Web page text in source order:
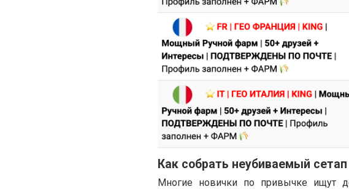
Как собрать неубиваемый сетап
Многие новички по привычке ищут